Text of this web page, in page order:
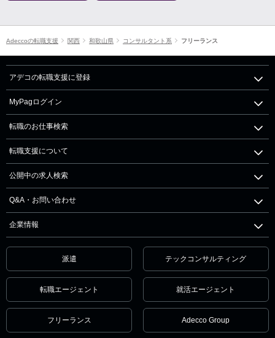
Adeccoの転職支援 関西 和歌山県 コンサルタント系 フリーランス
アデコの転職支援に登録
MyPagログイン
転職のお仕事検索
転職支援について
公開中の求人検索
Q&A・お問い合わせ
企業情報
派遣 テックコンサルティング
転職エージェント 就活エージェント
フリーランス Adecco Group